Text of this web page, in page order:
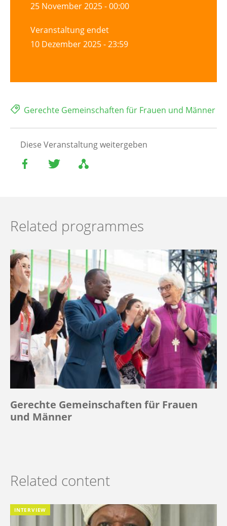
25 November 2025 - 00:00
Veranstaltung endet
10 Dezember 2025 - 23:59
Gerechte Gemeinschaften für Frauen und Männer
Diese Veranstaltung weitergeben
Related programmes
Gerechte Gemeinschaften für Frauen
und Männer
Related content
INTERVIEW